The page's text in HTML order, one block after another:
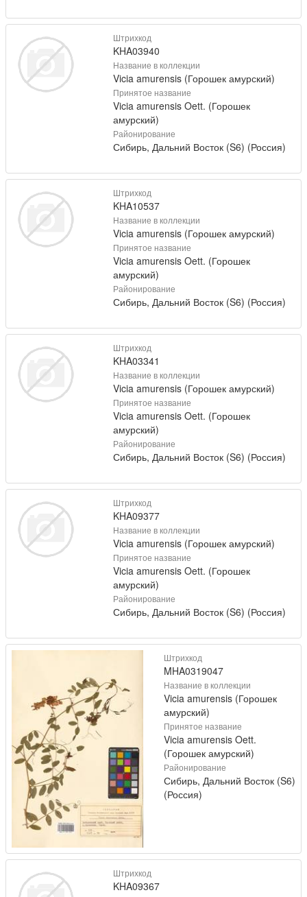
Штрихкод
KHA03940
Название в коллекции
Vicia amurensis (Горошек амурский)
Принятое название
Vicia amurensis Oett. (Горошек
амурский)
Районирование
Сибирь, Дальний Восток (S6) (Россия)
Штрихкод
KHA10537
Название в коллекции
Vicia amurensis (Горошек амурский)
Принятое название
Vicia amurensis Oett. (Горошек
амурский)
Районирование
Сибирь, Дальний Восток (S6) (Россия)
Штрихкод
KHA03341
Название в коллекции
Vicia amurensis (Горошек амурский)
Принятое название
Vicia amurensis Oett. (Горошек
амурский)
Районирование
Сибирь, Дальний Восток (S6) (Россия)
Штрихкод
KHA09377
Название в коллекции
Vicia amurensis (Горошек амурский)
Принятое название
Vicia amurensis Oett. (Горошек
амурский)
Районирование
Сибирь, Дальний Восток (S6) (Россия)
Штрихкод
MHA0319047
Название в коллекции
Vicia amurensis (Горошек
амурский)
Принятое название
Vicia amurensis Oett.
(Горошек амурский)
Районирование
Сибирь, Дальний Восток (S6)
(Россия)
Штрихкод
KHA09367